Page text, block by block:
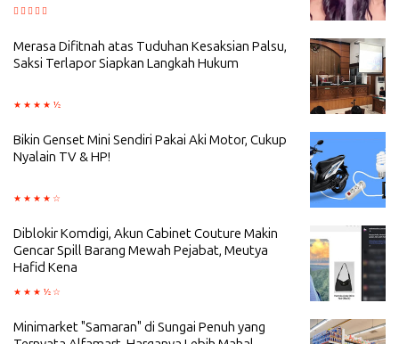
Merasa Difitnah atas Tuduhan Kesaksian Palsu,
Saksi Terlapor Siapkan Langkah Hukum
Bikin Genset Mini Sendiri Pakai Aki Motor, Cukup
Nyalain TV & HP!
Diblokir Komdigi, Akun Cabinet Couture Makin
Gencar Spill Barang Mewah Pejabat, Meutya
Hafid Kena
Minimarket "Samaran" di Sungai Penuh yang